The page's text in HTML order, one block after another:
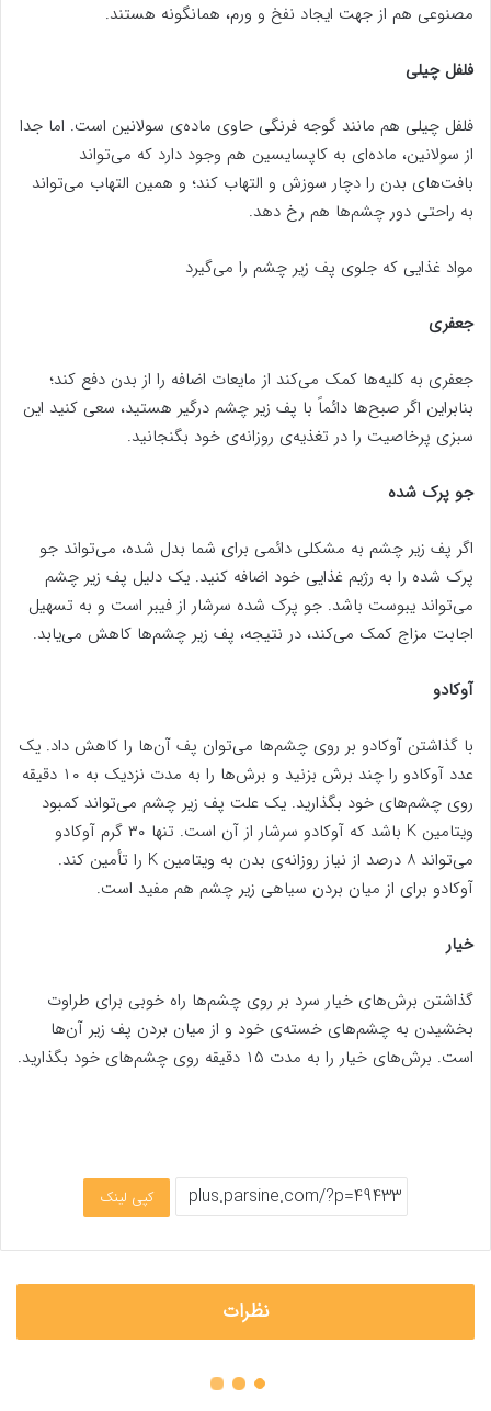
مصنوعی هم از جهت ایجاد نفخ و ورم، همانگونه هستند.
فلفل چیلی
فلفل چیلی هم مانند گوجه فرنگی حاوی ماده‌ی سولانین است. اما جدا
از سولانین، ماده‌ای به کاپسایسین هم وجود دارد که می‌تواند
بافت‌های بدن را دچار سوزش و التهاب کند؛ و همین التهاب می‌تواند
به راحتی دور چشم‌ها هم رخ دهد.
مواد غذایی که جلوی پف زیر چشم را می‌گیرد
جعفری
جعفری به کلیه‌ها کمک می‌کند از مایعات اضافه را از بدن دفع کند؛
بنابراین اگر صبح‌ها دائماً با پف زیر چشم درگیر هستید، سعی کنید این
سبزی پرخاصیت را در تغذیه‌ی روزانه‌ی خود بگنجانید.
جو پرک شده
اگر پف زیر چشم به مشکلی دائمی برای شما بدل شده، می‌تواند جو
پرک شده را به رژیم غذایی خود اضافه کنید. یک دلیل پف زیر چشم
می‌تواند یبوست باشد. جو پرک شده سرشار از فیبر است و به تسهیل
اجابت مزاج کمک می‌کند، در نتیجه، پف زیر چشم‌ها کاهش می‌یابد.
آوکادو
با گذاشتن آوکادو بر روی چشم‌ها می‌توان پف آن‌ها را کاهش داد. یک
عدد آوکادو را چند برش بزنید و برش‌ها را به مدت نزدیک به ۱۰ دقیقه
روی چشم‌های خود بگذارید. یک علت پف زیر چشم می‌تواند کمبود
ویتامین K باشد که آوکادو سرشار از آن است. تنها ۳۰ گرم آوکادو
می‌تواند ۸ درصد از نیاز روزانه‌ی بدن به ویتامین K را تأمین کند.
آوکادو برای از میان بردن سیاهی زیر چشم هم مفید است.
خیار
گذاشتن برش‌های خیار سرد بر روی چشم‌ها راه خوبی برای طراوت
بخشیدن به چشم‌های خسته‌ی خود و از میان بردن پف زیر آن‌ها
است. برش‌های خیار را به مدت ۱۵ دقیقه روی چشم‌های خود بگذارید.
کپی لینک
نظرات